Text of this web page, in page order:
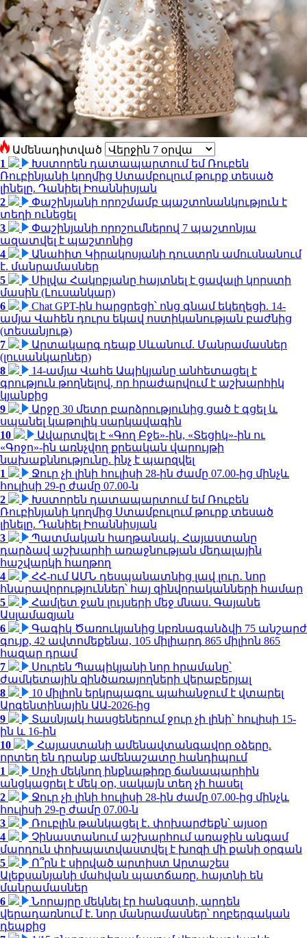
Ամենադիտված
1
Խստորեն դատապարտում եմ Ռուբեն
Ռուբինյանի կողմից Ստամբուլում թուրք տեսած
լինելը. Դանիել Իոաննիսյան
2
Փաշինյանի որոշմամբ պաշտոնանկություն է
տեղի ունեցել
3
Փաշինյանի որոշումներով 7 պաշտոնյա
ազատվել է պաշտոնից
4
Անահիտ Կիրակոսյանի դուստրն ամուսնանում
է. մանրամասներ
5
Սիլվա Հակոբյանը հայտնել է ցավալի կորստի
մասին (Լուսանկար)
6
Chat GPT-ին հարցրեցի՝ ոնց գնամ եկեղեցի. 14-
ամյա Վահեն դուրս եկավ ոստիկանության բաժնից
(տեսանյութ)
7
Արտակարգ դեպք Սևանում. Մանրամասներ
(լուսանկարներ)
8
14-ամյա Վահե Ապիկյանը անհետացել է
գրություն թողնելով, որ հրաժարվում է աշխարհիկ
կյանքից
9
Արջը 30 մետր բարձրությունից ցած է գցել և
սպանել կաթոլիկ սարկավագին
10
Ավարտվել է «Գող Բջե»-ին, «Տեցիկ»-ին ու
«Գոջո»-ին առնչվող քրեական վարույթի
նախաքննությունը. ինչ է պարզվել
1
Ջուր չի լինի հուլիսի 28-ին ժամը 07.00-ից մինչև
հուլիսի 29-ը ժամը 07.00-ն
2
Խստորեն դատապարտում եմ Ռուբեն
Ռուբինյանի կողմից Ստամբուլում թուրք տեսած
լինելը. Դանիել Իոաննիսյան
3
Պատմական հաղթանակ․ Հայաստանը
դարձավ աշխարհի առաջնության մեդալային
հաշվարկի հաղթող
4
ՀՀ-ում ԱՄՆ դեսպանատնից լավ լուր․ նոր
հնարավորություններ՝ հայ զինվորականների համար
5
Համլետ ջան լույսերի մեջ մնաս. Գայանե
Ասլամազյան
6
Գագիկ Ծառուկյանից կբռնագանձվի 75 անշարժ
գույք, 42 ավտոմեքենա, 105 միլիարդ 865 միլիոն 865
հազար դրամ
7
Սուրեն Պապիկյանի նոր հրամանը՝
ժամկետային զինծառայողների վերաբերյալ
8
10 միլիոն երկրպագու պահանջում է վտարել
Արգենտինային ԱԱ-2026-ից
9
Տասնյակ հասցեներում ջուր չի լինի՝ հուլիսի 15-
ին և 16-ին
10
Հայաստանի ամենավտանգավոր օձերը.
որտեղ են դրանք ամենաշատը հանդիպում
1
Սոչի մեկնող ինքնաթիռը ճանապարհին
անցկացրել է մեկ օր, սակայն տեղ չի հասել
2
Ջուր չի լինի հուլիսի 28-ին ժամը 07.00-ից մինչև
հուլիսի 29-ը ժամը 07.00-ն
3
Ռուբլին թանկացել է․ փոխարժեքն՝ այսօր
4
Չինաստանում աշխարհում առաջին անգամ
մարդուն փոխպատվաստվել է խոզի մի քանի օրգան
5
Ո՞րն է սիրված արտիստ Արտաշես
Ալեքսանյանի մահվան պատճառը. հայտնի են
մանրամասներ
6
Նորայրը մեկնել էր հանգստի, արդեն
վերադառնում է. նոր մանրամասներ՝ ողբերգական
դեպքից